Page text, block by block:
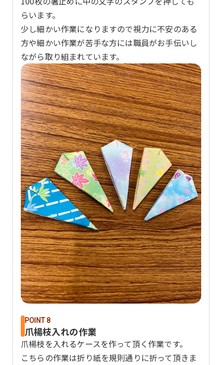
らいます。
少し細かい作業になりますので視力に不安のある
方や細かい作業が苦手な方には職員がお手伝いし
ながら取り組まれています。
POINT 8
爪楊枝入れの作業
爪楊枝を入れるケースを作って頂く作業です。
こちらの作業は折り紙を規則通りに折って頂きま